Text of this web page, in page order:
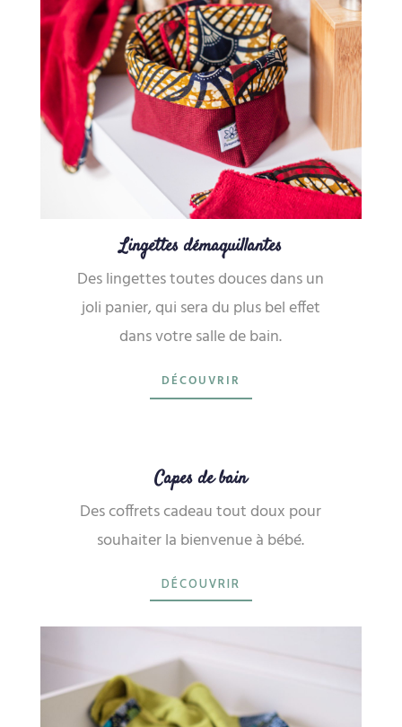
Lingettes démaquillantes
Des lingettes toutes douces dans un
joli panier, qui sera du plus bel effet
dans votre salle de bain.
DÉCOUVRIR
Capes de bain
Des coffrets cadeau tout doux pour
souhaiter la bienvenue à bébé.
DÉCOUVRIR